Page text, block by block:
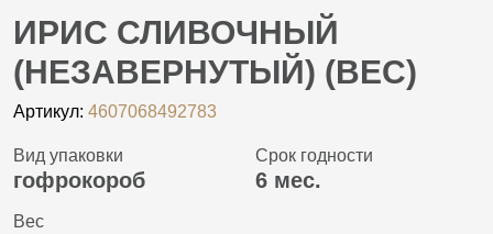
ИРИС СЛИВОЧНЫЙ
(НЕЗАВЕРНУТЫЙ) (ВЕС)
Артикул: 4607068492783
Вид упаковки
гофрокороб
Срок годности
6 мес.
Вес